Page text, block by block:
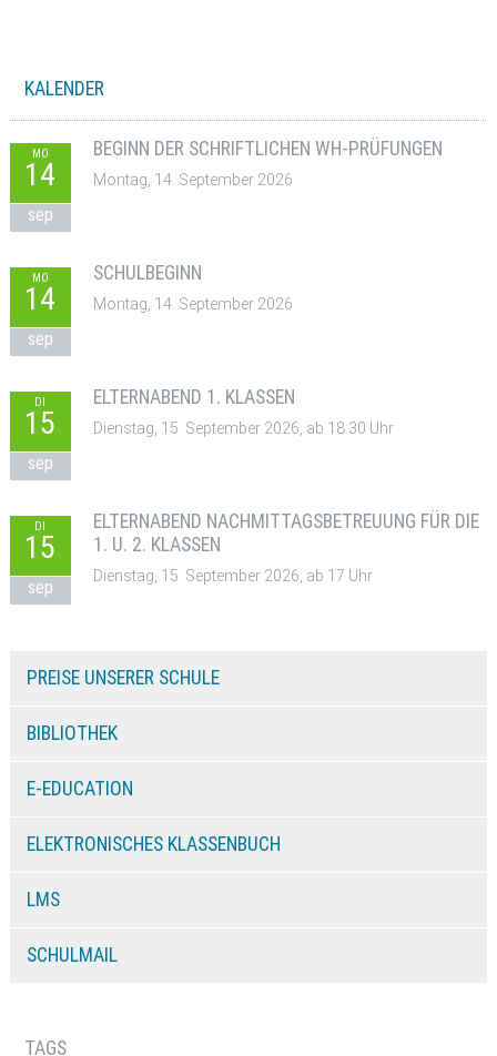
KALENDER
MO
14
sep
BEGINN DER SCHRIFTLICHEN WH-PRÜFUNGEN
Montag, 14. September 2026
MO
14
sep
SCHULBEGINN
Montag, 14. September 2026
DI
15
sep
ELTERNABEND 1. KLASSEN
Dienstag, 15. September 2026, ab 18:30 Uhr
DI
15
sep
ELTERNABEND NACHMITTAGSBETREUUNG FÜR DIE
1. U. 2. KLASSEN
Dienstag, 15. September 2026, ab 17 Uhr
PREISE UNSERER SCHULE
BIBLIOTHEK
E-EDUCATION
ELEKTRONISCHES KLASSENBUCH
LMS
SCHULMAIL
TAGS